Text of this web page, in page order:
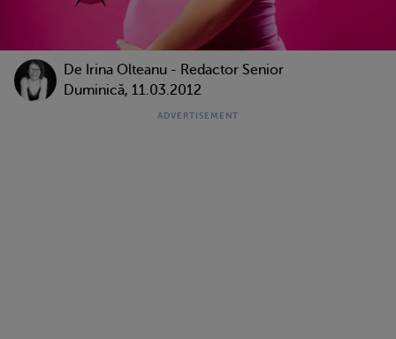
De Irina Olteanu - Redactor Senior
Duminică, 11.03.2012